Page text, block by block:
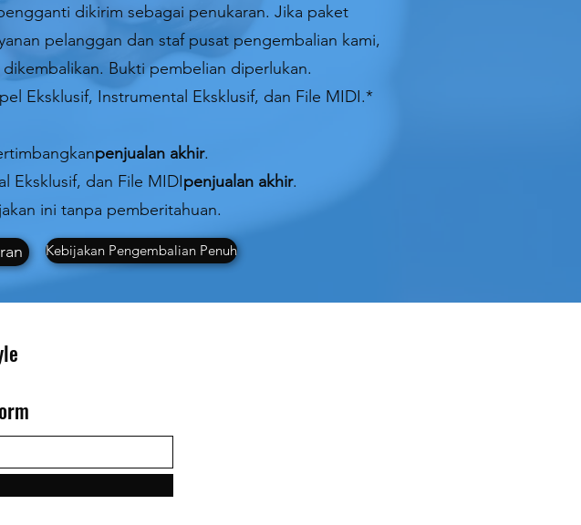
dikirim sebagai penukaran. Jika paket
pelanggan dan staf pusat pengembalian kami,
Bukti pembelian diperlukan.
Eksklusif, Instrumental Eksklusif, dan File MIDI.*
penjualan akhir.
Eksklusif, dan File MIDIpenjualan akhir.
ini tanpa pemberitahuan.
Kebijakan Pengembalian Penuh